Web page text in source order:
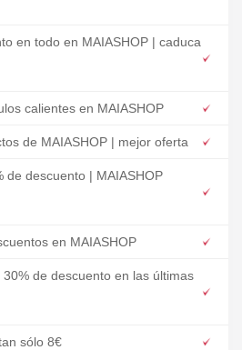
en todo en MAIASHOP | caduca
calientes en MAIASHOP
de MAIASHOP | mejor oferta
de descuento | MAIASHOP
en MAIASHOP
de descuento en las últimas
sólo 8€